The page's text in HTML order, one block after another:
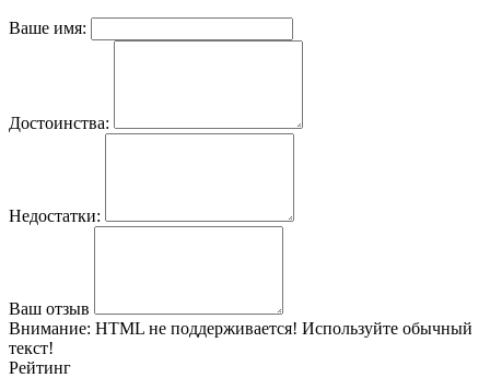
Ваше имя:
Достоинства:
Недостатки:
Ваш отзыв
Внимание: HTML не поддерживается! Используйте обычный
текст!
Рейтинг